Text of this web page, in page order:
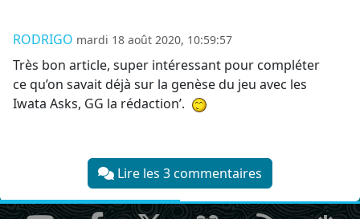
RODRIGO mardi 18 août 2020, 10:59:57
Très bon article, super intéressant pour compléter
ce qu’on savait déjà sur la genèse du jeu avec les
Iwata Asks, GG la rédaction’.
Lire les 3 commentaires